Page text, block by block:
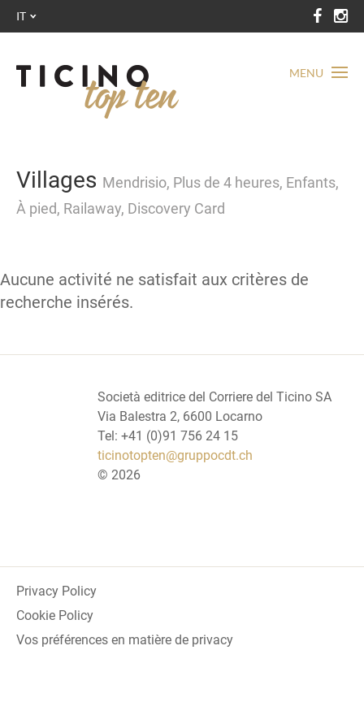
MENU
IT
Villages Mendrisio, Plus de 4 heures, Enfants,
À pied, Railaway, Discovery Card
Aucune activité ne satisfait aux critères de
recherche insérés.
Società editrice del Corriere del Ticino SA
Via Balestra 2, 6600 Locarno
Tel: +41 (0)91 756 24 15
ticinotopten@gruppocdt.ch
© 2026
Privacy Policy
Cookie Policy
Vos préférences en matière de privacy